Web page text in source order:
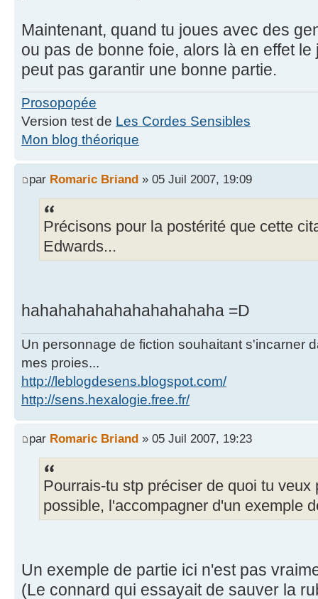
Maintenant, quand tu joues avec des
ou pas de bonne foie, alors là en effet
peut pas garantir une bonne partie.
Prosopopée
Version test de Les Cordes Sensibles
Mon blog théorique
par Romaric Briand » 05 Juil 2007, 19:09
Précisons pour la postérité que cette
Edwards...
hahahahahahahahahahaha =D
Un personnage de fiction souhaitant s'incarner
mes proies...
http://leblogdesens.blogspot.com/
http://sens.hexalogie.free.fr/
par Romaric Briand » 05 Juil 2007, 19:23
Pourrais-tu stp préciser de quoi tu
possible, l'accompagner d'un exemple
Un exemple de partie ici n'est pas
(Le connard qui essayait de sauver la